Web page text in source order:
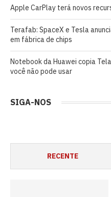
Apple CarPlay terá novos
Terafab: SpaceX e Tesla
em fábrica de chips
Notebook da Huawei copia
você não pode usar
SIGA-NOS
RECENTE